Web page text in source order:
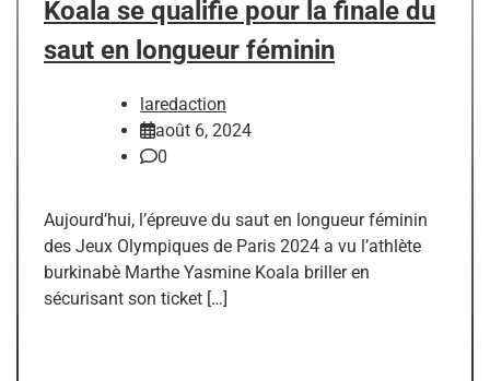
Koala se qualifie pour la finale du
saut en longueur féminin
laredaction
août 6, 2024
0
Aujourd’hui, l’épreuve du saut en longueur féminin
des Jeux Olympiques de Paris 2024 a vu l’athlète
burkinabè Marthe Yasmine Koala briller en
sécurisant son ticket […]